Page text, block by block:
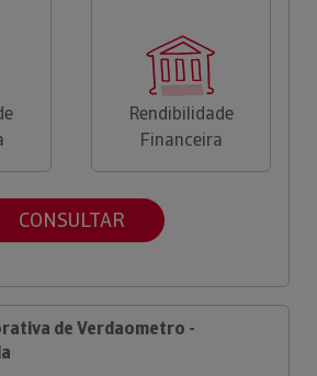
Rendibilidade
Financeira
CONSULTAR
de Verdaometro -